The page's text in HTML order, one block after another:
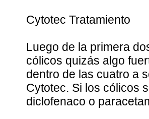
Cytotec Tratamiento
Luego de la primera
cólicos quizás algo
dentro de las cuatro a
Cytotec. Si los cólicos
diclofenaco o